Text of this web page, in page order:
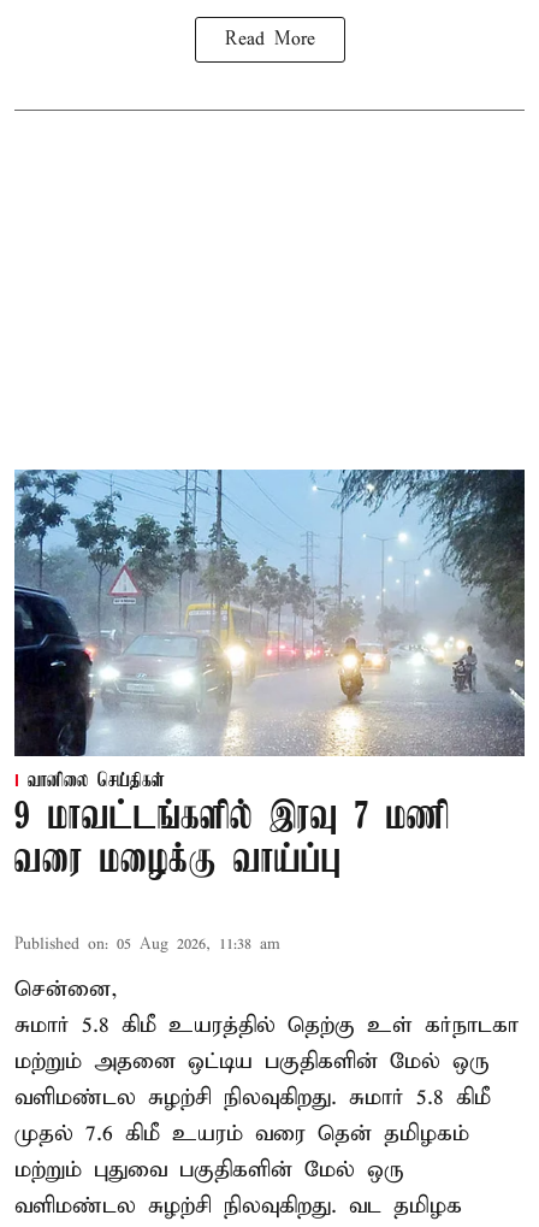
Read More
வானிலை செய்திகள்
9 மாவட்டங்களில் இரவு 7 மணி
வரை மழைக்கு வாய்ப்பு
Published on: 05 Aug 2026, 11:38 am
சென்னை,
சுமார் 5.8 கிமீ உயரத்தில் தெற்கு உள் கர்நாடகா
மற்றும் அதனை ஒட்டிய பகுதிகளின் மேல் ஒரு
வளிமண்டல சுழற்சி நிலவுகிறது. சுமார் 5.8 கிமீ
முதல் 7.6 கிமீ உயரம் வரை தென் தமிழகம்
மற்றும் புதுவை பகுதிகளின் மேல் ஒரு
வளிமண்டல சுழற்சி நிலவுகிறது. வட தமிழக